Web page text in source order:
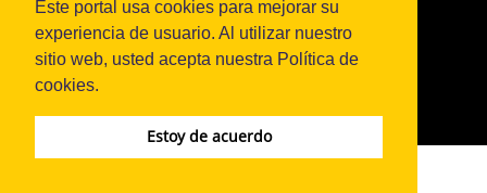
Este portal usa cookies para mejorar su
experiencia de usuario. Al utilizar nuestro
sitio web, usted acepta nuestra Política de
cookies.
Estoy de acuerdo
E-mail:soporteojs@universidadean.edu.co
biblioteca@universidadean.edu.co
Sistema OJS - Metabiblioteca |